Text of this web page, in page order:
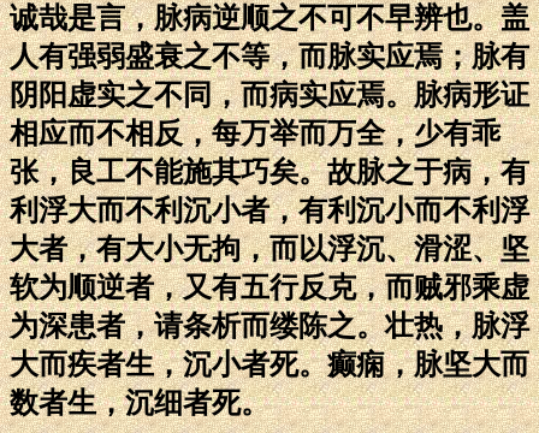
诚哉是言，脉病逆顺之不可不早辨也。盖
人有强弱盛衰之不等，而脉实应焉；脉有
阴阳虚实之不同，而病实应焉。脉病形证
相应而不相反，每万举而万全，少有乖
张，良工不能施其巧矣。故脉之于病，有
利浮大而不利沉小者，有利沉小而不利浮
大者，有大小无拘，而以浮沉、滑涩、坚
软为顺逆者，又有五行反克，而贼邪乘虚
为深患者，请条析而缕陈之。壮热，脉浮
大而疾者生，沉小者死。癫痫，脉坚大而
数者生，沉细者死。